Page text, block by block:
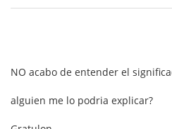
NO acabo de entender el
alguien me lo podria explicar?